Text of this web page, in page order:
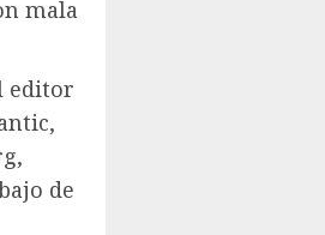
mala
editor
de